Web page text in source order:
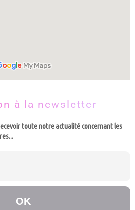
à la newsletter
toute notre actualité concernant les
OK